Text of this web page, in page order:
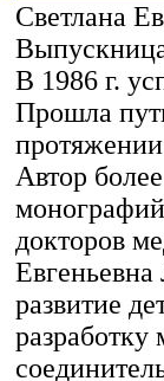
Светлана
В 1986 г.
Прошла
Автор
докторов
развитие